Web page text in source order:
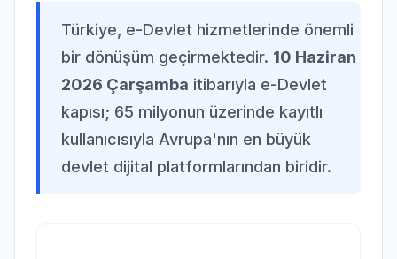
Türkiye, e-Devlet hizmetlerinde önemli
bir dönüşüm geçirmektedir. 10 Haziran
2026 Çarşamba itibarıyla e-Devlet
kapısı; 65 milyonun üzerinde kayıtlı
kullanıcısıyla Avrupa'nın en büyük
devlet dijital platformlarından biridir.